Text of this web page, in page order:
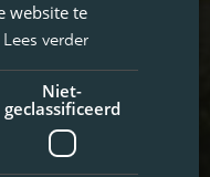
website te
Lees verder
Niet-
geclassificeerd